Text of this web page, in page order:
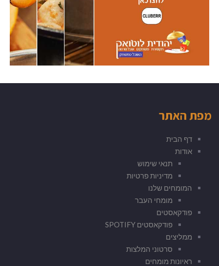
מפת האתר
דף הבית
אודות
תנאי שימוש
מדיניות פרטיות
המומחים שלנו
מומחי העבר
פודקאסטים
פודקאסטים SPOTIFY
ממליצים
סרטוני המלצות
ראיונות מומחים